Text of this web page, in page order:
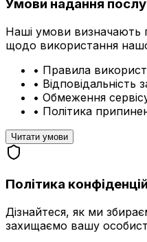
Умови надання
Наші умови визначають
щодо використання
• Правила
• Відповідальність
• Обмеження
• Політика
Читати умови
Політика
Дізнайтеся, як ми
захищаємо вашу